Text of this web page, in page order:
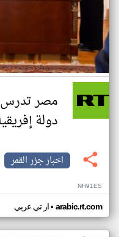
مصر تدرس
دولة
اخبار جزر القمر
NH91ES
ار تي عربي• arabic.rt.com